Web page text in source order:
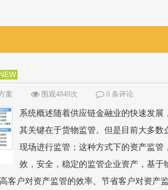
NEW
案 围观4849次 0 条评论
系统概述随着供应链金融业的快速发
其关键在于货物监管。但是目前大多
现场进行监管；这种方式下的资产监
效，安全，稳定的监管企业资产，基
客户对资产监管的效率、节省客户对资产